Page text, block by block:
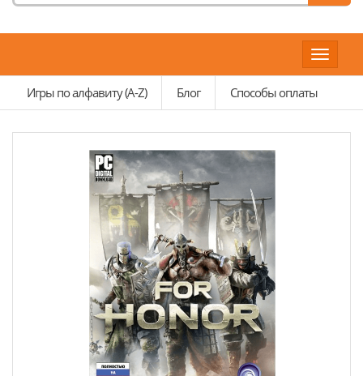
Toggle
Игры по алфавиту (A-Z)
Блог Способы оплаты